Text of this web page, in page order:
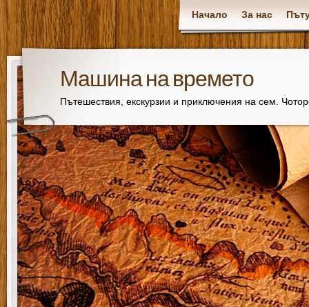
Начало За нас
Машина на времето
Пътешествия, екскурзии и приключения на сем.